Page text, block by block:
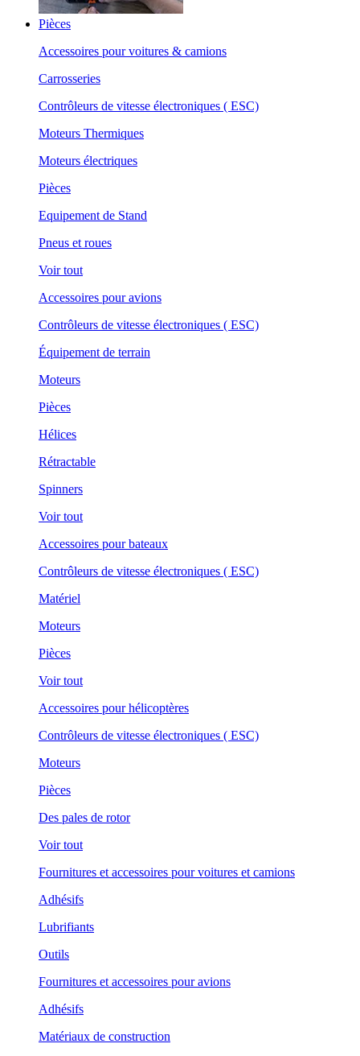
Pièces
Accessoires pour voitures & camions
Carrosseries
Contrôleurs de vitesse électroniques ( ESC)
Moteurs Thermiques
Moteurs électriques
Pièces
Equipement de Stand
Pneus et roues
Voir tout
Accessoires pour avions
Contrôleurs de vitesse électroniques ( ESC)
Équipement de terrain
Moteurs
Pièces
Hélices
Rétractable
Spinners
Voir tout
Accessoires pour bateaux
Contrôleurs de vitesse électroniques ( ESC)
Matériel
Moteurs
Pièces
Voir tout
Accessoires pour hélicoptères
Contrôleurs de vitesse électroniques ( ESC)
Moteurs
Pièces
Des pales de rotor
Voir tout
Fournitures et accessoires pour voitures et camions
Adhésifs
Lubrifiants
Outils
Fournitures et accessoires pour avions
Adhésifs
Matériaux de construction